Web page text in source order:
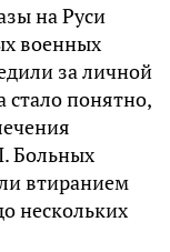
на Руси
военных
за личной
стало понятно,
Больных
втиранием
нескольких